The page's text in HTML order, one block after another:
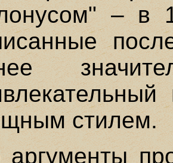
– в
стилем.
аргументы